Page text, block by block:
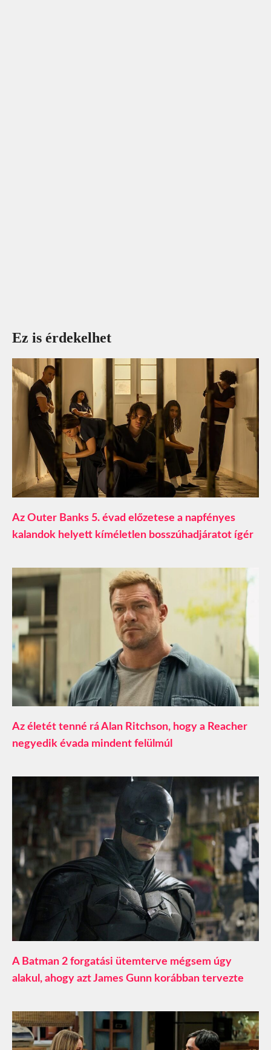
Ez is érdekelhet
Az Outer Banks 5. évad előzetese a napfényes
kalandok helyett kíméletlen bosszúhadjáratot ígér
Az életét tenné rá Alan Ritchson, hogy a Reacher
negyedik évada mindent felülmúl
A Batman 2 forgatási ütemterve mégsem úgy
alakul, ahogy azt James Gunn korábban tervezte